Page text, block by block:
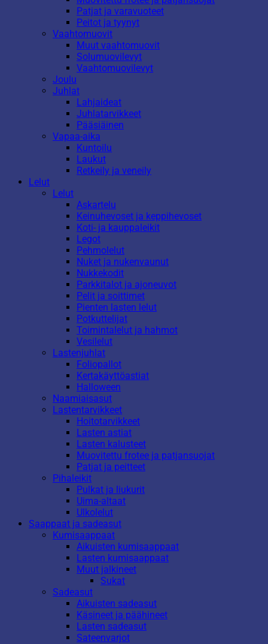
Patjat ja varavuoteet
Peitot ja tyynyt
Vaahtomuovit
Muut vaahtomuovit
Solumuovilevyt
Vaahtomuovilevyt
Joulu
Juhlat
Lahjaideat
Juhlatarvikkeet
Pääsiäinen
Vapaa-aika
Kuntoilu
Laukut
Retkeily ja veneily
Lelut
Lelut
Askartelu
Keinuhevoset ja keppihevoset
Koti- ja kauppaleikit
Legot
Pehmolelut
Nuket ja nukenvaunut
Nukkekodit
Parkkitalot ja ajoneuvot
Pelit ja soittimet
Pienten lasten lelut
Potkuttelijat
Toimintalelut ja hahmot
Vesilelut
Lastenjuhlat
Foliopallot
Kertakäyttöastiat
Halloween
Naamiaisasut
Lastentarvikkeet
Hoitotarvikkeet
Lasten astiat
Lasten kalusteet
Muovitettu frotee ja patjansuojat
Patjat ja peitteet
Pihaleikit
Pulkat ja liukurit
Uima-altaat
Ulkolelut
Saappaat ja sadeasut
Kumisaappaat
Aikuisten kumisaappaat
Lasten kumisaappaat
Muut jalkineet
Sukat
Sadeasut
Aikuisten sadeasut
Käsineet ja päähineet
Lasten sadeasut
Sateenvarjot